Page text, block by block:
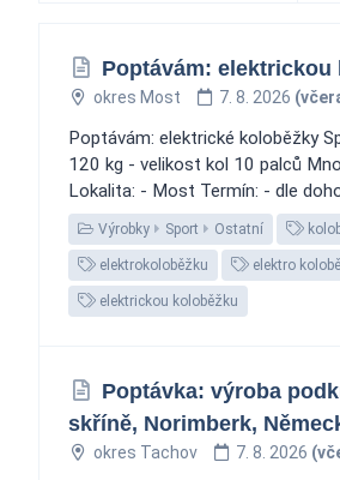
Poptávám: elektrickou
okres Most 7. 8. 2026
Poptávám: elektrické koloběžky
120 kg - velikost kol 10 palců
Lokalita: - Most Termín: - dle
Výrobky Sport Ostatní
elektrokoloběžku elektro
elektrickou koloběžku
Poptávka: výroba
skříně, Norimberk,
okres Tachov 7. 8. 2026